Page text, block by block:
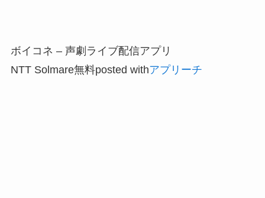
ボイコネ – 声劇ライブ配信アプリ
NTT Solmare無料posted withアプリーチ